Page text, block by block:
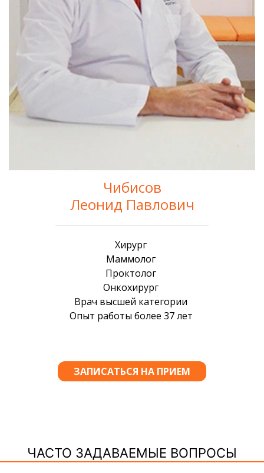
Чибисов
Леонид Павлович
ЧАСТО ЗАДАВАЕМЫЕ ВОПРОСЫ